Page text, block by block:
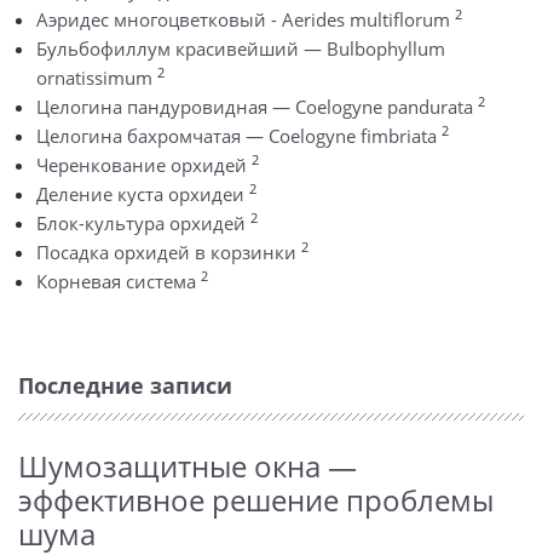
Аэридес многоцветковый - Aerides multiflorum 2
Бульбофиллум красивейший — Bulbophyllum
ornatissimum 2
Целогина пандуровидная — Coelogyne pandurata 2
Целогина бахромчатая — Coelogyne fimbriata 2
Черенкование орхидей 2
Деление куста орхидеи 2
Блок-культура орхидей 2
Посадка орхидей в корзинки 2
Корневая система 2
Последние записи
Шумозащитные окна —
эффективное решение проблемы
шума